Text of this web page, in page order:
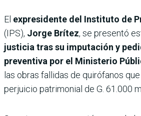
El expresidente del Instituto de
(IPS), Jorge Brítez, se presentó
justicia tras su imputación y
preventiva por el Ministerio
las obras fallidas de quirófanos
perjuicio patrimonial de G. 61.000